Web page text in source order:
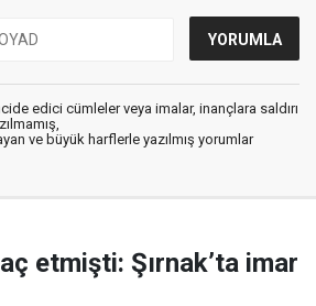
edici cümleler veya imalar, inançlara saldırı
ve büyük harflerle yazılmış yorumlar
etmişti: Şırnak’ta imar